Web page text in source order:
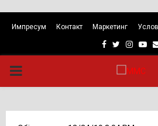
Импресум Контакт Маркетинг
Facebook
Twitter
PRIMARY